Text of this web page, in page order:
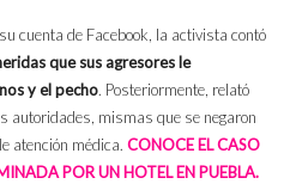
cuenta de Facebook, la activista contó
que sus agresores le
y el pecho. Posteriormente, relató
autoridades, mismas que se negaron
atención médica. CONOCE EL CASO
POR UN HOTEL EN PUEBLA.